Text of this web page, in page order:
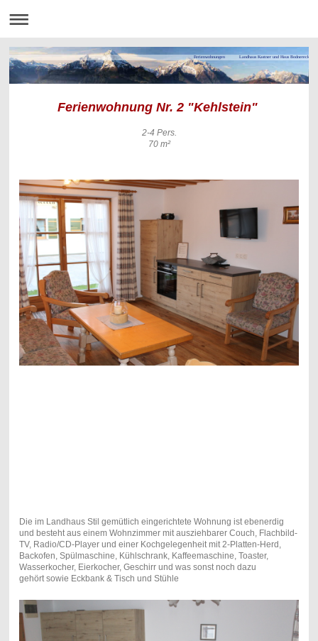
Ferienwohnungen Landhaus Kastner und Haus Bodnereck
Ferienwohnung Nr. 2 "Kehlstein"
2-4 Pers.
70 m²
Die im Landhaus Stil gemütlich eingerichtete Wohnung ist ebenerdig
und besteht aus einem Wohnzimmer mit ausziehbarer Couch, Flachbild-
TV, Radio/CD-Player und einer Kochgelegenheit mit 2-Platten-Herd,
Backofen, Spülmaschine, Kühlschrank, Kaffeemaschine, Toaster,
Wasserkocher, Eierkocher, Geschirr und was sonst noch dazu
gehört sowie Eckbank & Tisch und Stühle